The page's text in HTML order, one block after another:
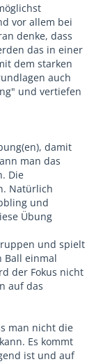
vor allem bei
denke, dass
das in einer
dem starken
auch
und vertiefen
damit
man das
Die
Natürlich
und
Übung
und spielt
Ball einmal
der Fokus nicht
auf das
man nicht die
Es kommt
ist und auf